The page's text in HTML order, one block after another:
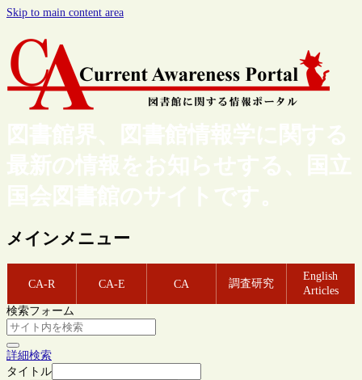
Skip to main content area
図書館界、図書館情報学に関する
最新の情報をお知らせする、国立
国会図書館のサイトです。
メインメニュー
CA-R CA-E CA 調査研究
English
Articles
検索フォーム
詳細検索
タイトル